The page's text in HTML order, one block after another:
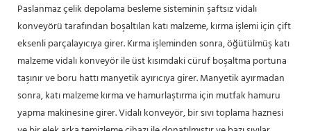
Paslanmaz çelik depolama besleme sisteminin şaftsız vidalı
konveyörü tarafından boşaltılan katı malzeme, kırma işlemi için çift
eksenli parçalayıcıya girer. Kırma işleminden sonra, öğütülmüş katı
malzeme vidalı konveyör ile üst kısımdaki cüruf boşaltma portuna
taşınır ve boru hattı manyetik ayırıcıya girer. Manyetik ayırmadan
sonra, katı malzeme kırma ve hamurlaştırma için mutfak hamuru
yapma makinesine girer. Vidalı konveyör, bir sıvı toplama haznesi